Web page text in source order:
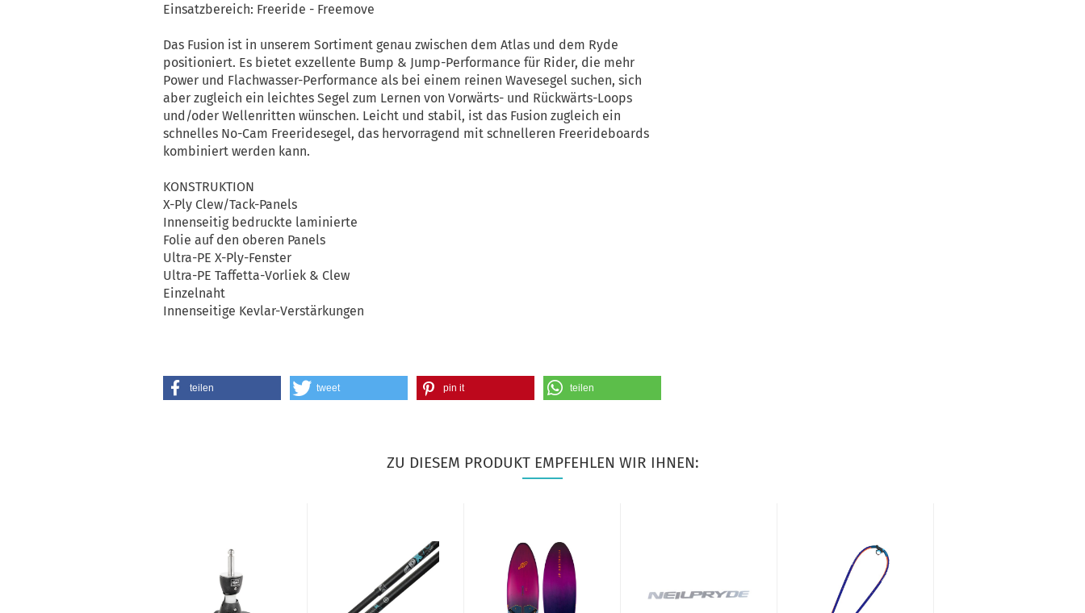
Einsatzbereich: Freeride - Freemove
Das Fusion ist in unserem Sortiment genau zwischen dem Atlas und dem Ryde
positioniert. Es bietet exzellente Bump & Jump-Performance für Rider, die mehr
Power und Flachwasser-Performance als bei einem reinen Wavesegel suchen, sich
aber zugleich ein leichtes Segel zum Lernen von Vorwärts- und Rückwärts-Loops
und/oder Wellenritten wünschen. Leicht und stabil, ist das Fusion zugleich ein
schnelles No-Cam Freeridesegel, das hervorragend mit schnelleren Freerideboards
kombiniert werden kann.
KONSTRUKTION
X-Ply Clew/Tack-Panels
Innenseitig bedruckte laminierte
Folie auf den oberen Panels
Ultra-PE X-Ply-Fenster
Ultra-PE Taffetta-Vorliek & Clew
Einzelnaht
Innenseitige Kevlar-Verstärkungen
teilen tweet pin it teilen
ZU DIESEM PRODUKT EMPFEHLEN WIR IHNEN: